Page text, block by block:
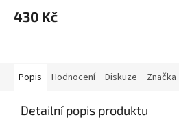
430 Kč
Popis Hodnocení Diskuze Značka
Detailní popis produktu